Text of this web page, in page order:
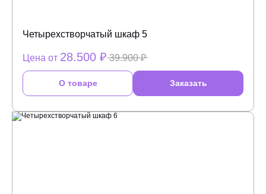
Четырехстворчатый шкаф 5
Цена от 28.500 ₽ 39.900 ₽
О товаре Заказать